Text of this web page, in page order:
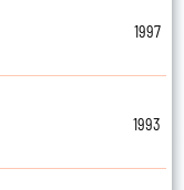
1997
1993